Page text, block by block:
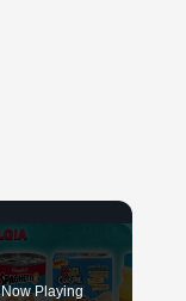
Now Playing